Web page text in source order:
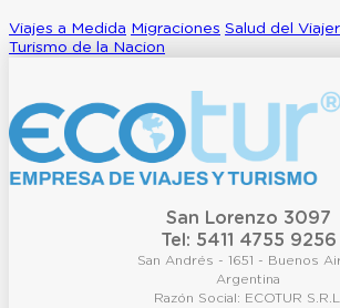
Viajes a Medida Migraciones Salud del
Turismo de la Nacion
San Lorenzo 3097
Tel: 5411 4755 9256
San Andrés - 1651 - Buenos
Argentina
Razón Social: ECOTUR S.R.L.